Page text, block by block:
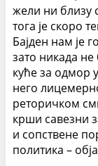
жели ни близу
тога је скоро
Бајден нам је
зато никада
куће за одмор
него
реторичком
крши савезни
и сопствене
политика –